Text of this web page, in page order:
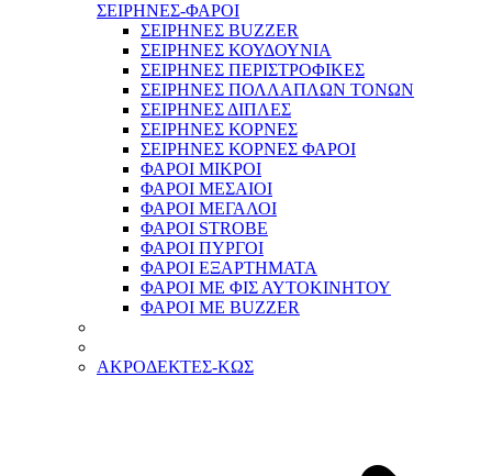
ΣΕΙΡΗΝΕΣ-ΦΑΡΟΙ
ΣΕΙΡΗΝΕΣ BUZZER
ΣΕΙΡΗΝΕΣ ΚΟΥΔΟΥΝΙΑ
ΣΕΙΡΗΝΕΣ ΠΕΡΙΣΤΡΟΦΙΚΕΣ
ΣΕΙΡΗΝΕΣ ΠΟΛΛΑΠΛΩΝ ΤΟΝΩΝ
ΣΕΙΡΗΝΕΣ ΔΙΠΛΕΣ
ΣΕΙΡΗΝΕΣ ΚΟΡΝΕΣ
ΣΕΙΡΗΝΕΣ ΚΟΡΝΕΣ ΦΑΡΟΙ
ΦΑΡΟΙ ΜΙΚΡΟΙ
ΦΑΡΟΙ ΜΕΣΑΙΟΙ
ΦΑΡΟΙ ΜΕΓΑΛΟΙ
ΦΑΡΟΙ STROBE
ΦΑΡΟΙ ΠΥΡΓΟΙ
ΦΑΡΟΙ ΕΞΑΡΤΗΜΑΤΑ
ΦΑΡΟΙ ΜΕ ΦΙΣ ΑΥΤΟΚΙΝΗΤΟΥ
ΦΑΡΟΙ ΜΕ BUZZER
ΑΚΡΟΔΕΚΤΕΣ-ΚΩΣ